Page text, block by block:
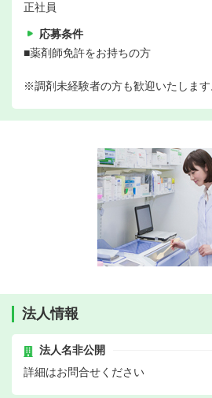
正社員
応募条件
■薬剤師免許をお持ちの方
※調剤未経験者の方も歓迎いたします
法人情報
法人名非公開
詳細はお問合せください